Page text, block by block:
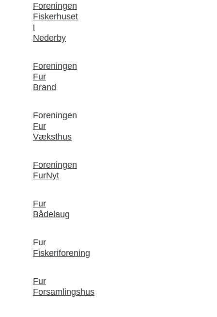
Foreningen
Fiskerhuset
i
Nederby
Foreningen
Fur
Brand
Foreningen
Fur
Væksthus
Foreningen
FurNyt
Fur
Bådelaug
Fur
Fiskeriforening
Fur
Forsamlingshus